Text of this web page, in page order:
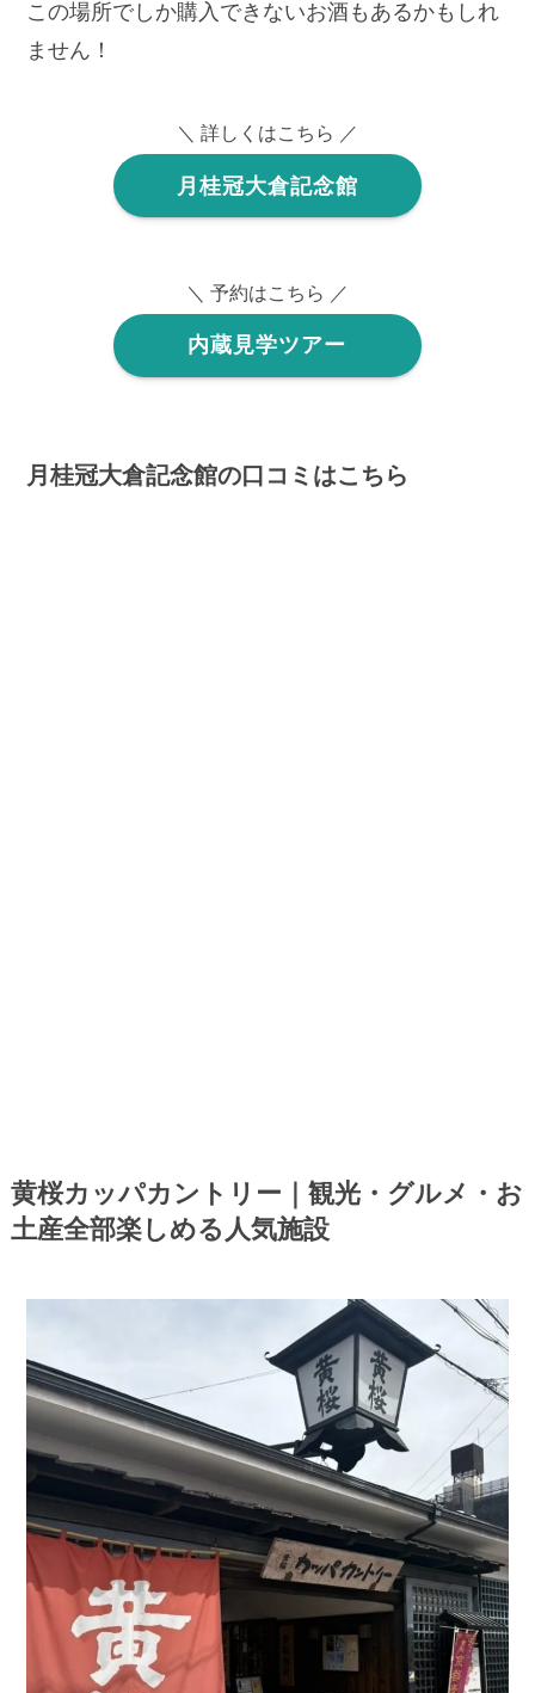
この場所でしか購入できないお酒もあるかもしれ
ません！
＼ 詳しくはこちら ／
月桂冠大倉記念館
＼ 予約はこちら ／
内蔵見学ツアー
月桂冠大倉記念館の口コミはこちら
黄桜カッパカントリー｜観光・グルメ・お
土産全部楽しめる人気施設